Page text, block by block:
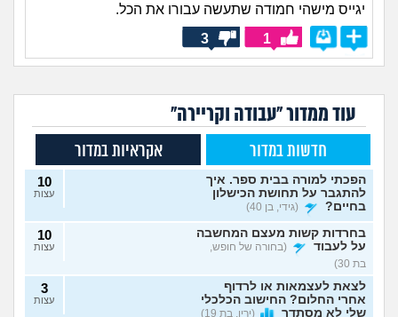
יגייס מישהי חמודה שתעשה עבורו את הכל.
1
3
עוד ממדור "עבודה וקריירה"
חדשות במדור אקראיות במדור
הפכתי למורה בבית ספר. איך
להתגבר על תחושת הכישלון
בחיים?
(גידי, בן 40)
10
עצות
בחרדות קשות מעצם המחשבה
על לעבוד
(בחורה של חופש,
בת 30)
10
עצות
לצאת לעצמאות או לרדוף
אחרי החלום? החישוב הכלכלי
שלי לא מסתדר
(ירין, בת 19)
3
עצות